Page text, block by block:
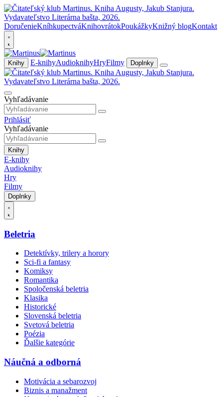
DoručenieKníhkupectváKnihovrátokPoukážkyKnižný blogKontakt
Knihy E-knihyAudioknihyHryFilmy Doplnky
Vyhľadávanie
Prihlásiť
Vyhľadávanie
Knihy
E-knihy
Audioknihy
Hry
Filmy
Doplnky
Beletria
Detektívky, trilery a horory
Sci-fi a fantasy
Komiksy
Romantika
Spoločenská beletria
Klasika
Historické
Slovenská beletria
Svetová beletria
Poézia
Ďalšie kategórie
Náučná a odborná
Motivácia a sebarozvoj
Biznis a manažment